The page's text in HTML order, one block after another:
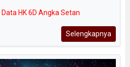
Data HK 6D Angka Setan
Selengkapnya